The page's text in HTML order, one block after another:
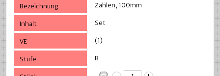
Zahlen, 100mm
Set
(1)
B